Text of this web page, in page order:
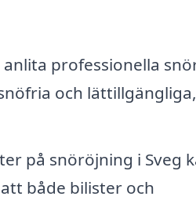
professionella
och lättillgängliga,
på snöröjning i Sveg
både bilister och